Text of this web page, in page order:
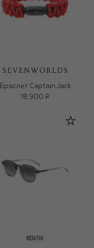
Браслет Captain Jack
18 900 ₽